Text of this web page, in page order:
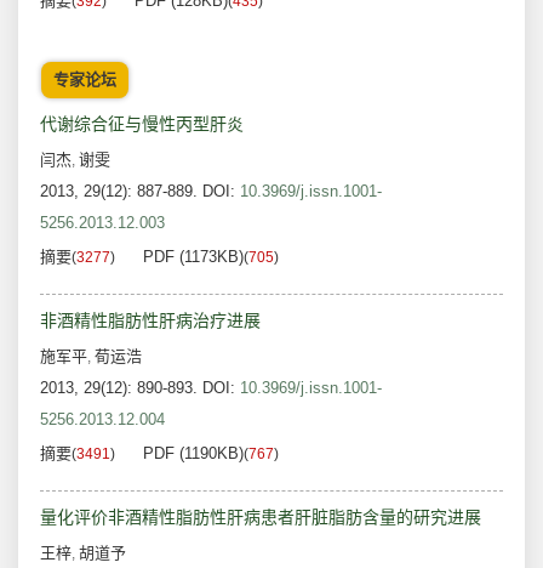
专家论坛
代谢综合征与慢性丙型肝炎
闫杰, 谢雯
2013, 29(12): 887-889. DOI: 10.3969/j.issn.1001-
5256.2013.12.003
摘要(3277) PDF (1173KB)(705)
非酒精性脂肪性肝病治疗进展
施军平, 荀运浩
2013, 29(12): 890-893. DOI: 10.3969/j.issn.1001-
5256.2013.12.004
摘要(3491) PDF (1190KB)(767)
量化评价非酒精性脂肪性肝病患者肝脏脂肪含量的研究进展
王梓, 胡道予